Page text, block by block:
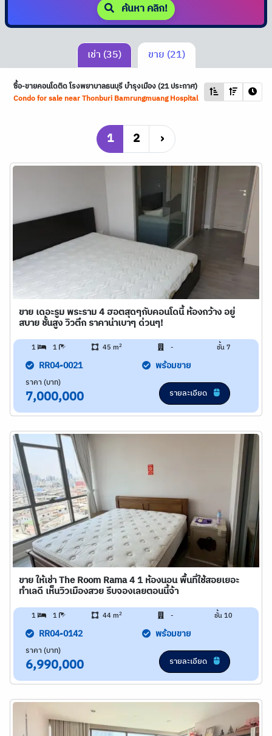
ค้นหา คลิก!
เช่า (35) ขาย (21)
ซื้อ-ขายคอนโดติด โรงพยาบาลธนบุรี บำรุงเมือง (21 ประกาศ)
Condo for sale near Thonburi Bamrungmuang Hospital
1 2 ›
ขาย เดอะรูม พระราม 4 ฮอตสุดๆกับคอนโดนี้ ห้องกว้าง อยู่
สบาย ชั้นสูง วิวตึก ราคาน่าเบาๆ ด่วนๆ!
1 1 45 m2 - ชั้น 7
RR04-0021 พร้อมขาย
ราคา (บาท)
7,000,000 รายละเอียด
ขาย ให้เช่า The Room Rama 4 1 ห้องนอน พื้นที่ใช้สอยเยอะ
ทำเลดี เห็นวิวเมืองสวย รีบจองเลยตอนนี้จ้า
1 1 44 m2 - ชั้น 10
RR04-0142 พร้อมขาย
ราคา (บาท)
6,990,000 รายละเอียด